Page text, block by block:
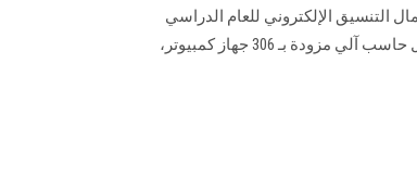
التنسيق الإلكتروني للعام الدراسي
الجديد 2019 -2020، حيث تم تجهيز عدد 14 معمل حاسب آلي مزودة بـ 306 جهاز كمبيوتر،